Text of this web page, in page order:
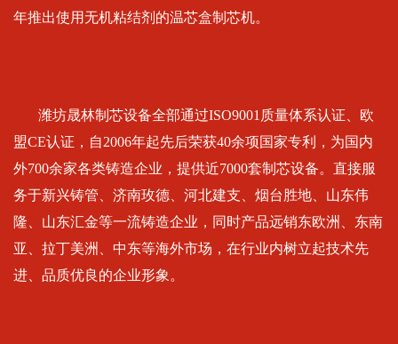
年推出使用无机粘结剂的温芯盒制芯机。
潍坊晟林制芯设备全部通过ISO9001质量体系认证、欧
盟CE认证，自2006年起先后荣获40余项国家专利，为国内
外700余家各类铸造企业，提供近7000套制芯设备。直接服
务于新兴铸管、济南玫德、河北建支、烟台胜地、山东伟
隆、山东汇金等一流铸造企业，同时产品远销东欧洲、东南
亚、拉丁美洲、中东等海外市场，在行业内树立起技术先
进、品质优良的企业形象。